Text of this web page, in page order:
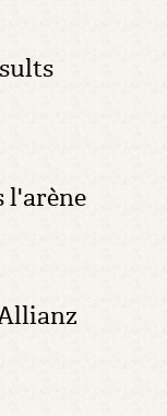
l'arène